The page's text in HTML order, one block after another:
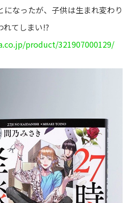
なったが、子供は生まれ変わり
れてしまい!?
product/321907000129/